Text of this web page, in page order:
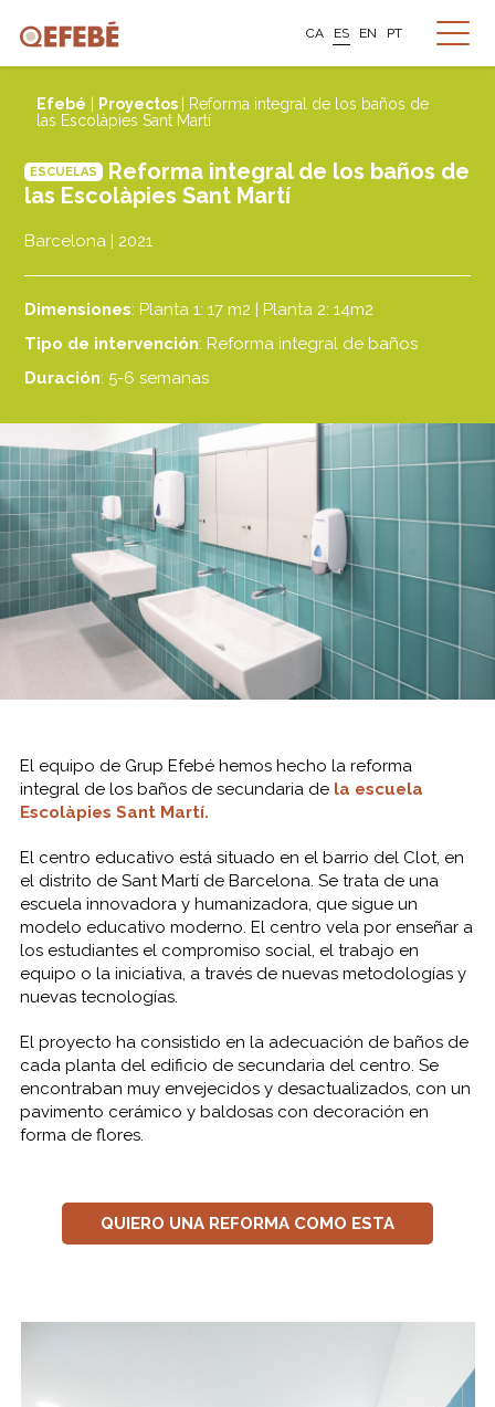
CA ES EN PT
Efebé Proyectos
| Reforma integral de los baños de
las Escolàpies Sant Martí
ESCUELAS
Reforma integral de los baños de
las Escolàpies Sant Martí
Barcelona | 2021
Dimensiones: Planta 1: 17 m2 | Planta 2: 14m2
Tipo de intervención: Reforma integral de baños
Duración: 5-6 semanas
El equipo de Grup Efebé hemos hecho la reforma
integral de los baños de secundaria de la escuela
Escolàpies Sant Martí.
El centro educativo está situado en el barrio del Clot, en
el distrito de Sant Martí de Barcelona. Se trata de una
escuela innovadora y humanizadora, que sigue un
modelo educativo moderno. El centro vela por enseñar a
los estudiantes el compromiso social, el trabajo en
equipo o la iniciativa, a través de nuevas metodologías y
nuevas tecnologías.
El proyecto ha consistido en la adecuación de baños de
cada planta del edificio de secundaria del centro. Se
encontraban muy envejecidos y desactualizados, con un
pavimento cerámico y baldosas con decoración en
forma de flores.
QUIERO UNA REFORMA COMO ESTA